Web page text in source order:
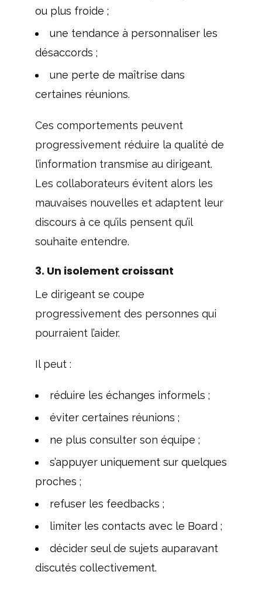
ou plus froide ;
une tendance à personnaliser les
désaccords ;
une perte de maîtrise dans
certaines réunions.
Ces comportements peuvent
progressivement réduire la qualité de
l’information transmise au dirigeant.
Les collaborateurs évitent alors les
mauvaises nouvelles et adaptent leur
discours à ce qu’ils pensent qu’il
souhaite entendre.
3. Un isolement croissant
Le dirigeant se coupe
progressivement des personnes qui
pourraient l’aider.
Il peut :
réduire les échanges informels ;
éviter certaines réunions ;
ne plus consulter son équipe ;
s’appuyer uniquement sur quelques
proches ;
refuser les feedbacks ;
limiter les contacts avec le Board ;
décider seul de sujets auparavant
discutés collectivement.